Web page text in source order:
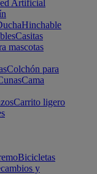
Artificial
Hinchable
Casitas
mascotas
Colchón para
Cama
Carrito ligero
Bicicletas
y